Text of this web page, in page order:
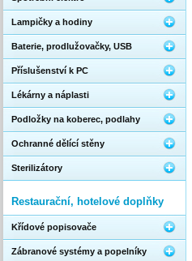
Lampičky a hodiny
Baterie, prodlužovačky, USB
Příslušenství k PC
Lékárny a náplasti
Podložky na koberec, podlahy
Ochranné dělící stěny
Sterilizátory
Restaurační, hotelové doplňky
Křídové popisovače
Zábranové systémy a popelníky